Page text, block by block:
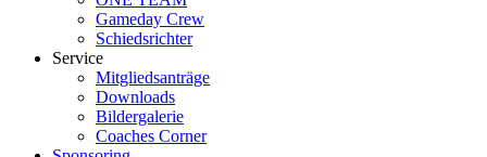
Gameday Crew
Schiedsrichter
Service
Mitgliedsanträge
Downloads
Bildergalerie
Coaches Corner